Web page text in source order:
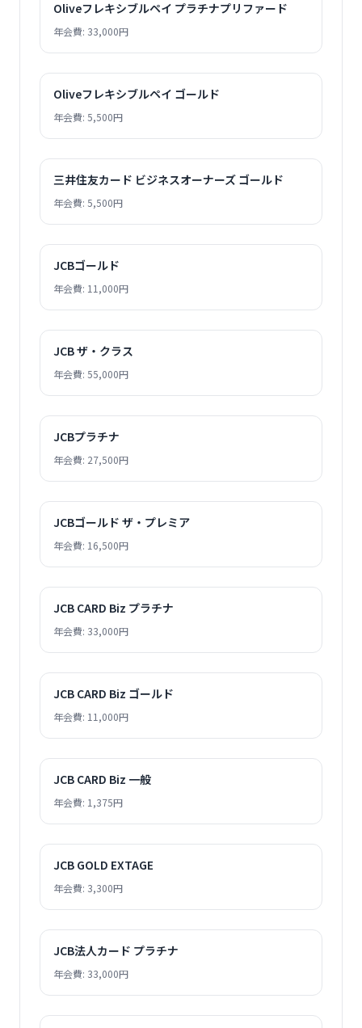
Oliveフレキシブルペイ プラチナプリファード
年会費: 33,000円
Oliveフレキシブルペイ ゴールド
年会費: 5,500円
三井住友カード ビジネスオーナーズ ゴールド
年会費: 5,500円
JCBゴールド
年会費: 11,000円
JCB ザ・クラス
年会費: 55,000円
JCBプラチナ
年会費: 27,500円
JCBゴールド ザ・プレミア
年会費: 16,500円
JCB CARD Biz プラチナ
年会費: 33,000円
JCB CARD Biz ゴールド
年会費: 11,000円
JCB CARD Biz 一般
年会費: 1,375円
JCB GOLD EXTAGE
年会費: 3,300円
JCB法人カード プラチナ
年会費: 33,000円